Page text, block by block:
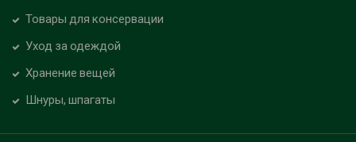
Товары для консервации
Уход за одеждой
Хранение вещей
Шнуры, шпагаты